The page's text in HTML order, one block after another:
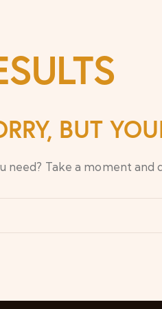
BUT
need? Take a moment and